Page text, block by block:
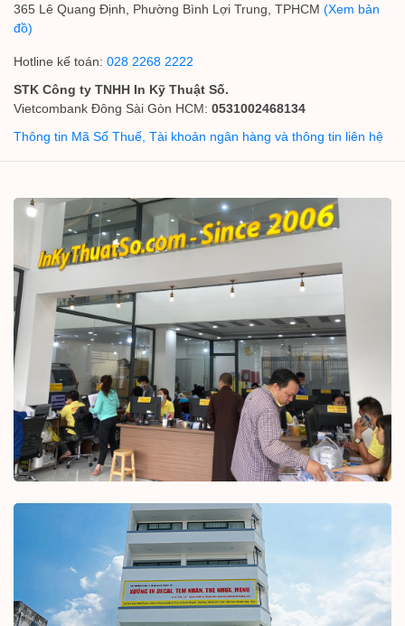
365 Lê Quang Định, Phường Bình Lợi Trung, TPHCM (Xem bản
đồ)
Hotline kế toán: 028 2268 2222
STK Công ty TNHH In Kỹ Thuật Số.
Vietcombank Đông Sài Gòn HCM: 0531002468134
Thông tin Mã Số Thuế, Tài khoản ngân hàng và thông tin liên hệ